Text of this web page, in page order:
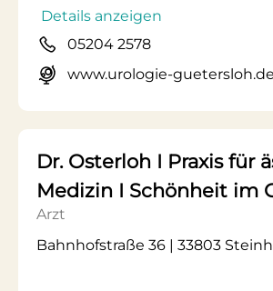
Details anzeigen
05204 2578
www.urologie-guetersloh.de
Dr. Osterloh I Praxis für
Medizin I Schönheit im
Arzt
Bahnhofstraße 36 | 33803